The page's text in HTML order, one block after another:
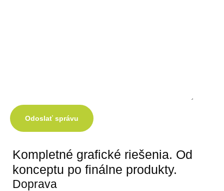
Odoslať správu
Kompletné grafické riešenia. Od
konceptu po finálne produkty.
Doprava